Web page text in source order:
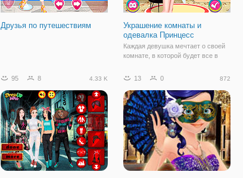
Друзья по путешествиям
Украшение комнаты и
одевалка Принцесс
Каждая девушка мечтает о своей
комнате, в которой будет все в
онлайн аркаде для девочек
Принцесс" мы исполняем мечты.
Ведь здесь вы сможете воплотить
свои
95 8 4.33 K 13 0 872